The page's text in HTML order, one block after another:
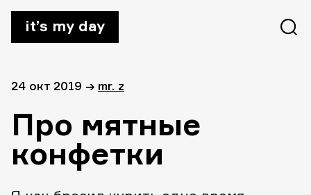
it’s my day
24 окт 2019 → mr. z
Про мятные
конфетки